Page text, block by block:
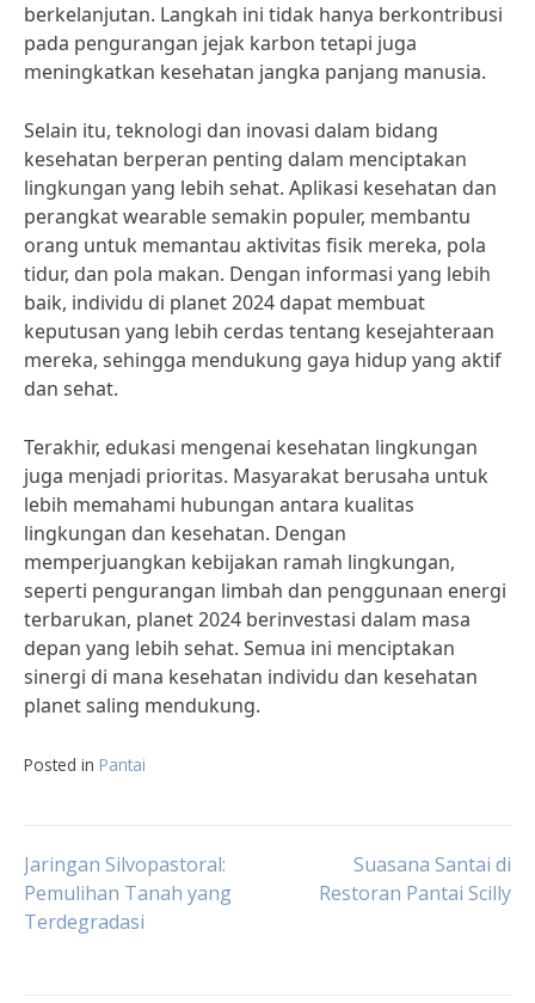
berkelanjutan. Langkah ini tidak hanya berkontribusi
pada pengurangan jejak karbon tetapi juga
meningkatkan kesehatan jangka panjang manusia.
Selain itu, teknologi dan inovasi dalam bidang
kesehatan berperan penting dalam menciptakan
lingkungan yang lebih sehat. Aplikasi kesehatan dan
perangkat wearable semakin populer, membantu
orang untuk memantau aktivitas fisik mereka, pola
tidur, dan pola makan. Dengan informasi yang lebih
baik, individu di planet 2024 dapat membuat
keputusan yang lebih cerdas tentang kesejahteraan
mereka, sehingga mendukung gaya hidup yang aktif
dan sehat.
Terakhir, edukasi mengenai kesehatan lingkungan
juga menjadi prioritas. Masyarakat berusaha untuk
lebih memahami hubungan antara kualitas
lingkungan dan kesehatan. Dengan
memperjuangkan kebijakan ramah lingkungan,
seperti pengurangan limbah dan penggunaan energi
terbarukan, planet 2024 berinvestasi dalam masa
depan yang lebih sehat. Semua ini menciptakan
sinergi di mana kesehatan individu dan kesehatan
planet saling mendukung.
Posted in Pantai
Post
navigation
Jaringan Silvopastoral:
Pemulihan Tanah yang
Terdegradasi
Suasana Santai di
Restoran Pantai Scilly